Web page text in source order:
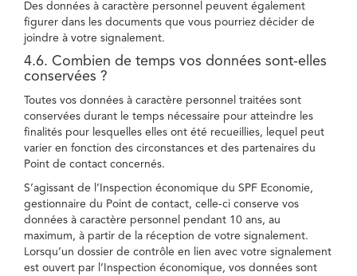
Des données à caractère personnel peuvent également
figurer dans les documents que vous pourriez décider de
joindre à votre signalement.
4.6. Combien de temps vos données sont-elles
conservées ?
Toutes vos données à caractère personnel traitées sont
conservées durant le temps nécessaire pour atteindre les
finalités pour lesquelles elles ont été recueillies, lequel peut
varier en fonction des circonstances et des partenaires du
Point de contact concernés.
S’agissant de l’Inspection économique du SPF Economie,
gestionnaire du Point de contact, celle-ci conserve vos
données à caractère personnel pendant 10 ans, au
maximum, à partir de la réception de votre signalement.
Lorsqu’un dossier de contrôle en lien avec votre signalement
est ouvert par l’Inspection économique, vos données sont